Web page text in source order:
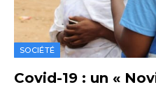
SOCIÉTÉ
Covid-19 : un «